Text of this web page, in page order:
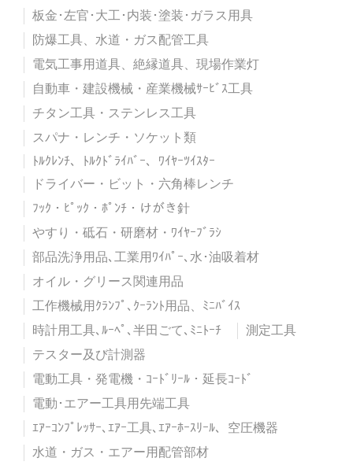
板金･左官･大工･内装･塗装･ガラス用具
防爆工具、水道・ガス配管工具
電気工事用道具、絶縁道具、現場作業灯
自動車・建設機械・産業機械ｻｰﾋﾞｽ工具
チタン工具・ステンレス工具
スパナ・レンチ・ソケット類
ﾄﾙｸﾚﾝﾁ、ﾄﾙｸﾄﾞﾗｲﾊﾞｰ、ﾜｲﾔｰﾂｲｽﾀｰ
ドライバー・ビット・六角棒レンチ
ﾌｯｸ・ﾋﾟｯｸ・ﾎﾟﾝﾁ・けがき針
やすり・砥石・研磨材・ﾜｲﾔｰﾌﾞﾗｼ
部品洗浄用品､工業用ﾜｲﾊﾟｰ､水･油吸着材
オイル・グリース関連用品
工作機械用ｸﾗﾝﾌﾟ､ｸｰﾗﾝﾄ用品、ﾐﾆﾊﾞｲｽ
時計用工具､ﾙｰﾍﾟ､半田ごて､ﾐﾆﾄｰﾁ
測定工具
テスター及び計測器
電動工具・発電機・ｺｰﾄﾞﾘｰﾙ・延長ｺｰﾄﾞ
電動･エアー工具用先端工具
ｴｱｰｺﾝﾌﾟﾚｯｻｰ､ｴｱｰ工具､ｴｱｰﾎｰｽﾘｰﾙ、空圧機器
水道・ガス・エアー用配管部材